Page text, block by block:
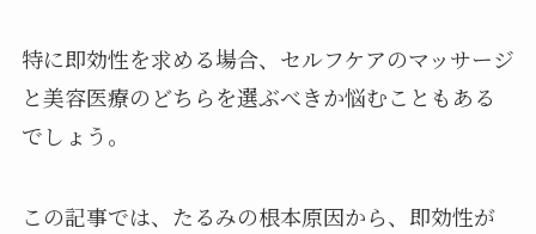
特に即効性を求める場合、セルフケアのマッサージ
と美容医療のどちらを選ぶべきか悩むこともある
でしょう。
この記事では、たるみの根本原因から、即効性が